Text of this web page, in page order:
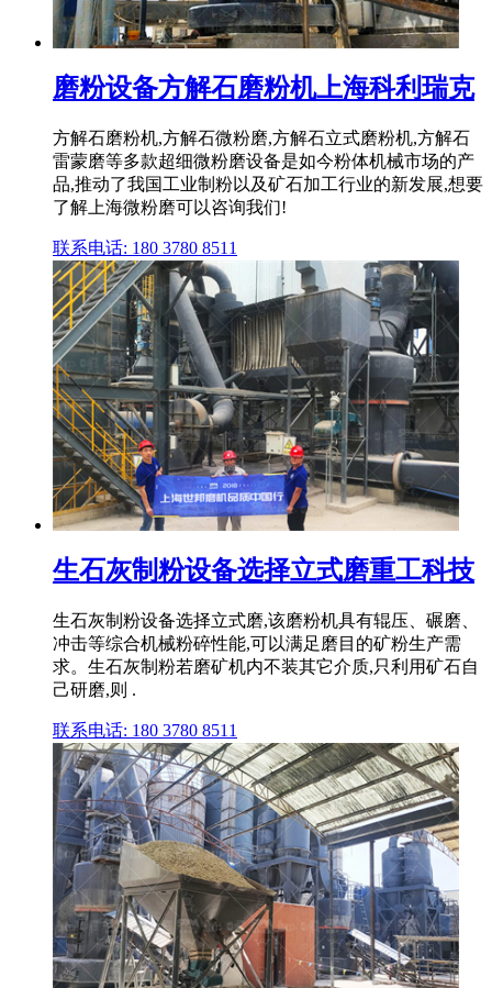
磨粉设备方解石磨粉机上海科利瑞克
方解石磨粉机,方解石微粉磨,方解石立式磨粉机,方解石
雷蒙磨等多款超细微粉磨设备是如今粉体机械市场的产
品,推动了我国工业制粉以及矿石加工行业的新发展,想要
了解上海微粉磨可以咨询我们!
联系电话: 180 3780 8511
生石灰制粉设备选择立式磨重工科技
生石灰制粉设备选择立式磨,该磨粉机具有辊压、碾磨、
冲击等综合机械粉碎性能,可以满足磨目的矿粉生产需
求。生石灰制粉若磨矿机内不装其它介质,只利用矿石自
己研磨,则 .
联系电话: 180 3780 8511